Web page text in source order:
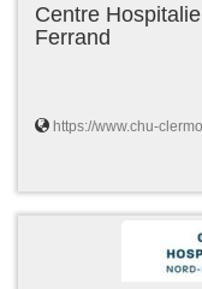
Centre
Ferrand
https://www.chu-